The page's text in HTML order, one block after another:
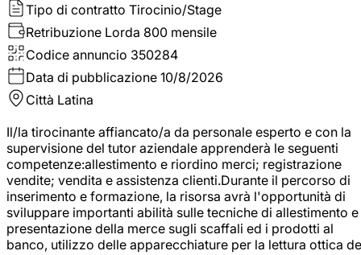
Tipo di contratto Tirocinio/Stage
Retribuzione Lorda 800 mensile
Codice annuncio 350284
Data di pubblicazione 10/8/2026
Città Latina
Il/la tirocinante affiancato/a da personale esperto e con la
supervisione del tutor aziendale apprenderà le seguenti
competenze:allestimento e riordino merci; registrazione
vendite; vendita e assistenza clienti.Durante il percorso di
inserimento e formazione, la risorsa avrà l'opportunità di
sviluppare importanti abilità sulle tecniche di allestimento e
presentazione della merce sugli scaffali ed i prodotti al
banco, utilizzo delle apparecchiature per la lettura ottica